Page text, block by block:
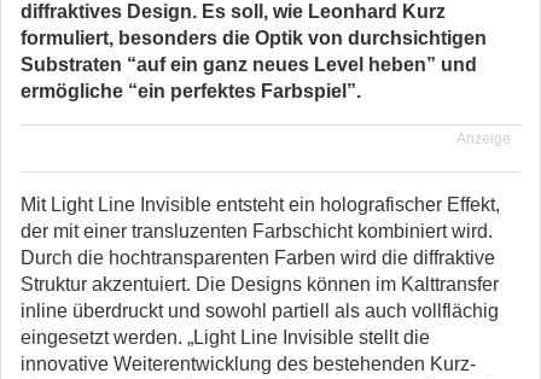
diffraktives Design. Es soll, wie Leonhard Kurz
formuliert, besonders die Optik von durchsichtigen
Substraten “auf ein ganz neues Level heben” und
ermögliche “ein perfektes Farbspiel”.
Anzeige
Mit Light Line Invisible entsteht ein holografischer Effekt,
der mit einer transluzenten Farbschicht kombiniert wird.
Durch die hochtransparenten Farben wird die diffraktive
Struktur akzentuiert. Die Designs können im Kalttransfer
inline überdruckt und sowohl partiell als auch vollflächig
eingesetzt werden. „Light Line Invisible stellt die
innovative Weiterentwicklung des bestehenden Kurz-